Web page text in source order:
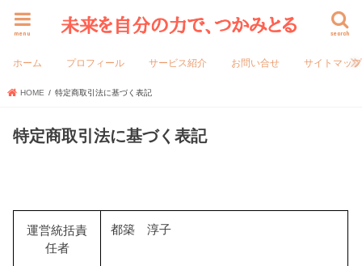
search
menu
ホーム プロフィール サービス紹介 お問い合せ サイトマップ
HOME 特定商取引法に基づく表記
特定商取引法に基づく表記
運営統括責
任者
都築 淳子